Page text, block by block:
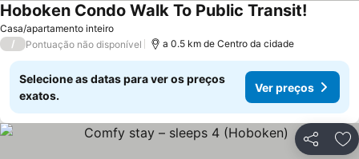
Casa/apartamento inteiro
Hoboken Condo Walk To Public Transit!
/ Pontuação não disponível a 0.5 km de Centro da cidade
Selecione as datas para ver os preços
exatos.
Ver preços
Partilhar